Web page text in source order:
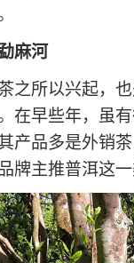
麻河
之所以兴起，
在早些年，虽
产品多是外销
牌主推普洱这一